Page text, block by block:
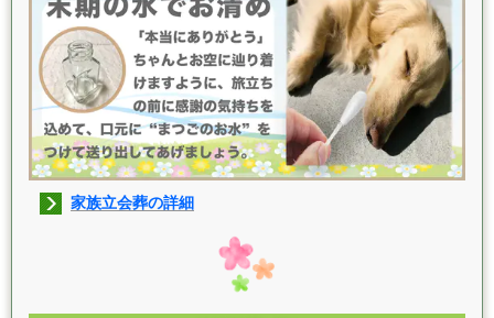
家族立会葬の詳細